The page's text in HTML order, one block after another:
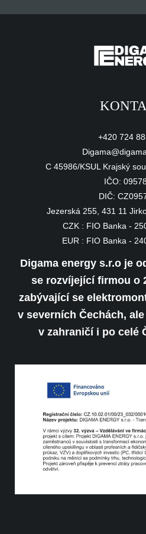
+420 724
C 45986/KSUL Krajský
IČO:
DIČ:
Jezerská 255, 431 11
CZK : FIO Banka -
EUR : FIO Banka -
Digama energy s.r.o je
se rozvíjející firmou o
zabývající se
v severních Čechách,
v zahraničí i po celé